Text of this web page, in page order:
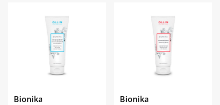
Bionika
Bionika